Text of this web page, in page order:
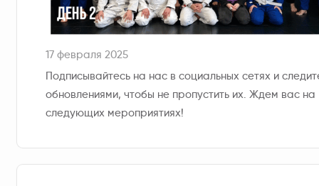
17 февраля 2025
Подписывайтесь на нас в социальных сетях и
обновлениями, чтобы не пропустить их. Ждем вас на
следующих мероприятиях!